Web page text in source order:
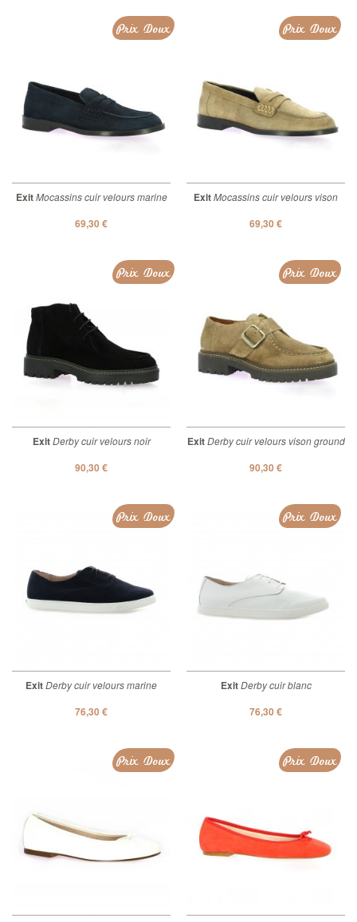
ExitMocassins cuir velours marine
69,30 €
Prix Doux
ExitMocassins cuir velours vison
69,30 €
Prix Doux
ExitDerby cuir velours noir
90,30 €
Prix Doux
ExitDerby cuir velours vison ground
90,30 €
Prix Doux
ExitDerby cuir velours marine
76,30 €
Prix Doux
ExitDerby cuir blanc
76,30 €
Prix Doux
Prix Doux Prix Doux